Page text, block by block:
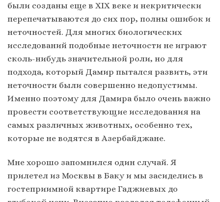
были созданы еще в ХIХ веке и некритически
перепечатываются до сих пор, полны ошибок и
неточностей. Для многих биологических
исследований подобные неточности не играют
сколь-нибудь значительной роли, но для
подхода, который Дамир пытался развить, эти
неточности были совершенно недопустимы.
Именно поэтому для Дамира было очень важно
провести соответствующие исследования на
самых различных животных, особенно тех,
которые не водятся в Азербайджане.
Мне хорошо запомнился один случай. Я
прилетел из Москвы в Баку и мы засиделись в
гостеприимной квартире Гаджиевых до